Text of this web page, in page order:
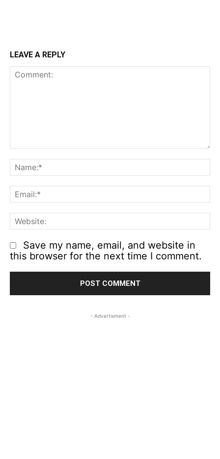
LEAVE A REPLY
Save my name, email, and website in
this browser for the next time I comment.
- Advertisment -